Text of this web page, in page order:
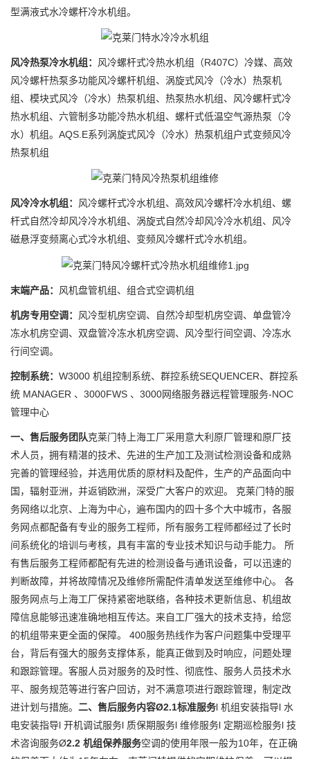
型满液式水冷螺杆冷水机组。
风冷热泵冷水机组： 风冷螺杆式冷热水机组（R407C）冷媒、高效
风冷螺杆热泵多功能风冷螺杆机组、涡旋式风冷（冷水）热泵机
组、模块式风冷（冷水）热泵机组、热泵热水机组、风冷螺杆式冷
热水机组、六管制多功能冷热水机组、螺杆式低温空气源热泵（冷
水）机组。AQS.E系列涡旋式风冷（冷水）热泵机组户式变频风冷
热泵机组
风冷冷水机组： 风冷螺杆式冷水机组、高效风冷螺杆冷水机组、螺
杆式自然冷却风冷冷水机组、涡旋式自然冷却风冷冷水机组、风冷
磁悬浮变频离心式冷水机组、变频风冷螺杆式冷水机组。
末端产品： 风机盘管机组、组合式空调机组
机房专用空调： 风冷型机房空调、自然冷却型机房空调、单盘管冷
冻水机房空调、双盘管冷冻水机房空调、风冷型行间空调、冷冻水
行间空调。
控制系统： W3000 机组控制系统、群控系统SEQUENCER、群控系
统 MANAGER 、3000FWS 、3000网络服务器远程管理服务-NOC
管理中心
一、售后服务团队克莱门特上海工厂采用意大利原厂管理和原厂技
术人员，拥有精湛的技术、先进的生产加工及测试检测设备和成熟
完善的管理经验，并选用优质的原材料及配件，生产的产品面向中
国，辐射亚洲，并返销欧洲，深受广大客户的欢迎。 克莱门特的服
务网络以北京、上海为中心，遍布国内的四十多个大中城市，各服
务网点都配备有专业的服务工程师，所有服务工程师都经过了长时
间系统化的培训与考核，具有丰富的专业技术知识与动手能力。 所
有售后服务工程师都配有先进的检测设备与通讯设备，可以迅速的
判断故障，并将故障情况及维修所需配件清单发送至维修中心。 各
服务网点与上海工厂保持紧密地联络，各种技术更新信息、机组故
障信息能够迅速准确地相互传达。来自工厂强大的技术支持，给您
的机组带来更全面的保障。 400服务热线作为客户问题集中受理平
台，背后有强大的服务支撑体系，能真正做到及时响应，问题处理
和跟踪管理。客服人员对服务的及时性、彻底性、服务人员技术水
平、服务规范等进行客户回访，对不满意项进行跟踪管理，制定改
进计划与措施。 二、售后服务内容Ø2.1标准服务l 机组安装指导l 水
电安装指导l 开机调试服务l 质保期服务l 维修服务l 定期巡检服务l 技
术咨询服务Ø2.2 机组保养服务空调的使用年限一般为10年，在正确